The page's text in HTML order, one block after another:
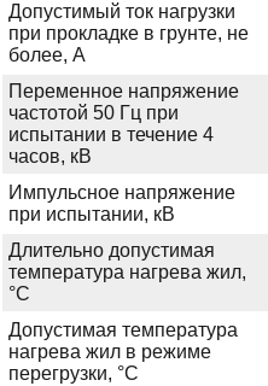
Допустимый ток нагрузки
при прокладке в грунте, не
более, А
Переменное напряжение
частотой 50 Гц при
испытании в течение 4
часов, кВ
Импульсное напряжение
при испытании, кВ
Длительно допустимая
температура нагрева жил,
°С
Допустимая температура
нагрева жил в режиме
перегрузки, °С